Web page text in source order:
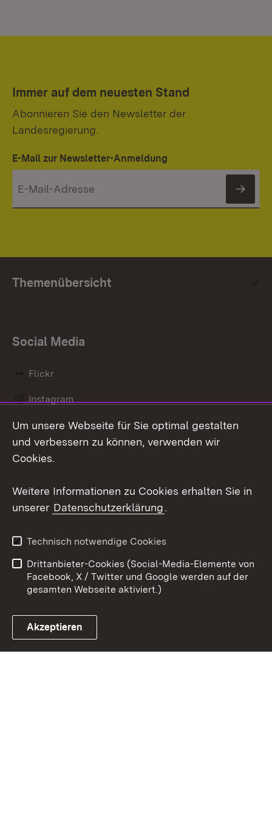
Immer auf dem neuesten Stand
Abonnieren Sie den Newsletter der
Landesregierung.
E-Mail zur Newsletter-Anmeldung
Themenübersicht
Social Media
Flickr
Instagram
Social Wall
Link zum Landesportal
Barrierefreiheit
Benutzungshinweise
Impressum
Cookies
Um unsere Webseite für Sie optimal gestalten
und verbessern zu können, verwenden wir
Cookies.
Weitere Informationen zu Cookies erhalten Sie in
unserer Datenschutzerklärung.
Technisch notwendige Cookies
Drittanbieter-Cookies (Social-Media-Elemente von
Facebook, X / Twitter und Google werden auf der
gesamten Webseite aktiviert.)
Akzeptieren